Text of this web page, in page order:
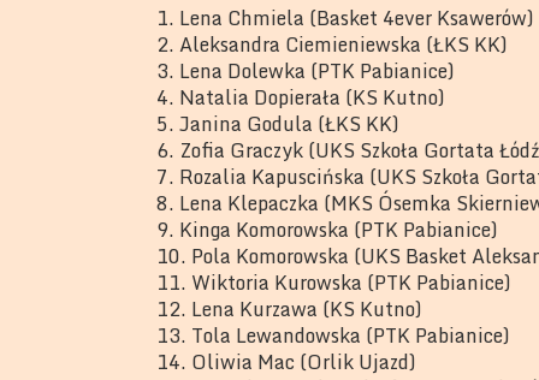
1. Lena Chmiela (Basket 4ever Ksawerów)
2. Aleksandra Ciemieniewska (ŁKS KK)
3. Lena Dolewka (PTK Pabianice)
4. Natalia Dopierała (KS Kutno)
5. Janina Godula (ŁKS KK)
6. Zofia Graczyk (UKS Szkoła Gortata
7. Rozalia Kapuscińska (UKS Szkoła
8. Lena Klepaczka (MKS Ósemka
9. Kinga Komorowska (PTK Pabianice)
10. Pola Komorowska (UKS Basket
11. Wiktoria Kurowska (PTK Pabianice)
12. Lena Kurzawa (KS Kutno)
13. Tola Lewandowska (PTK Pabianice)
14. Oliwia Mac (Orlik Ujazd)